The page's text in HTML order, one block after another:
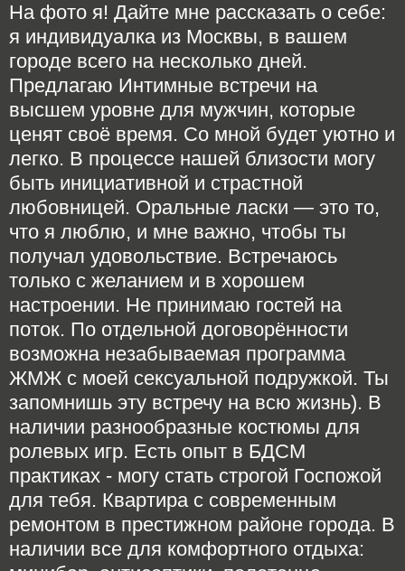
На фото я! Дайте мне рассказать о себе:
я индивидуалка из Москвы, в вашем
городе всего на несколько дней.
Предлагаю Интимные встречи на
высшем уровне для мужчин, которые
ценят своё время. Со мной будет уютно и
легко. В процессе нашей близости могу
быть инициативной и страстной
любовницей. Оральные ласки — это то,
что я люблю, и мне важно, чтобы ты
получал удовольствие. Встречаюсь
только с желанием и в хорошем
настроении. Не принимаю гостей на
поток. По отдельной договорённости
возможна незабываемая программа
ЖМЖ с моей сексуальной подружкой. Ты
запомнишь эту встречу на всю жизнь). В
наличии разнообразные костюмы для
ролевых игр. Есть опыт в БДСМ
практиках - могу стать строгой Госпожой
для тебя. Квартира с современным
ремонтом в престижном районе города. В
наличии все для комфортного отдыха: